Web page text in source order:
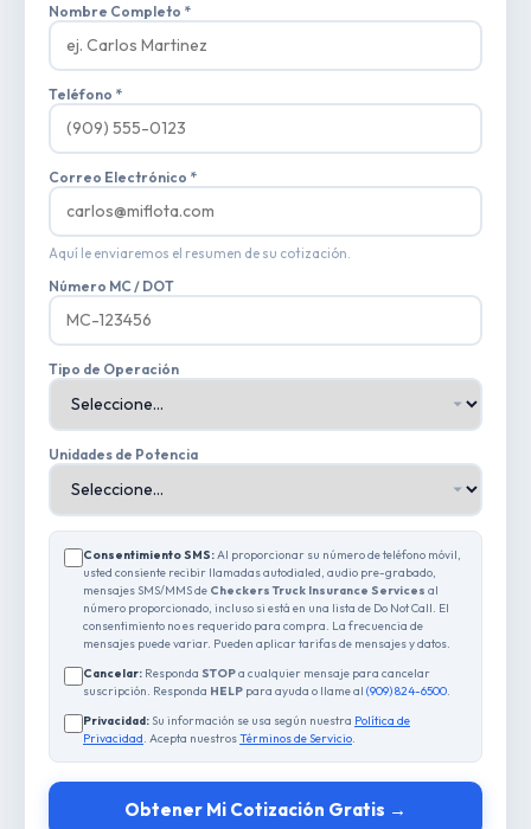
Nombre Completo *
Teléfono *
Correo Electrónico *
Aquí le enviaremos el resumen de su cotización.
Número MC / DOT
Tipo de Operación
Unidades de Potencia
Consentimiento SMS: Al proporcionar su número de teléfono móvil,
usted consiente recibir llamadas autodialed, audio pre-grabado,
mensajes SMS/MMS de Checkers Truck Insurance Services al
número proporcionado, incluso si está en una lista de Do Not Call. El
consentimiento no es requerido para compra. La frecuencia de
mensajes puede variar. Pueden aplicar tarifas de mensajes y datos.
Cancelar: Responda STOPa cualquier mensaje para cancelar
suscripción. Responda HELP para ayuda o llame al (909) 824-6500
Privacidad: Su información se usa según nuestra Política de
Privacidad . Acepta nuestrosTérminos de Servicio
Obtener Mi Cotización Gratis →